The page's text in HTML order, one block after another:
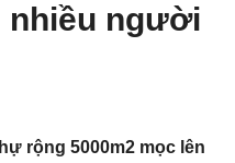
nhiều người
rộng 5000m2 mọc lên